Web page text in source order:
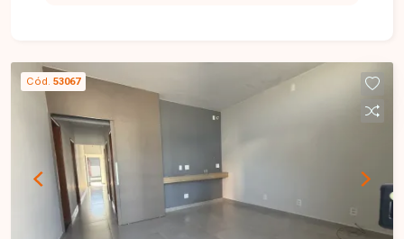
área construída em um terreno de 120 m², com
ambientes bem distribuídos, funcionais e ideais
para quem busca conforto e praticidade no dia a
dia. Entre em contato com a Delta Imóveis e
agende sua visita. Nossa equipe está pronta para
apresentar todos os detalhes deste imóvel e
ajudar você a encontrar o imóvel ideal para morar
ou investir.
Cód. 53067